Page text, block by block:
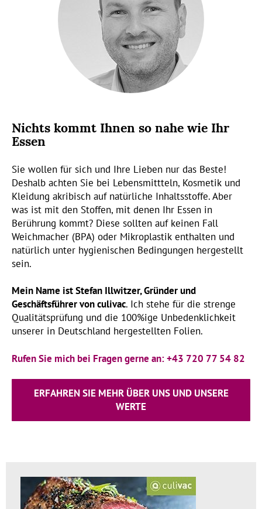
Nichts kommt Ihnen so nahe wie Ihr
Essen
Sie wollen für sich und Ihre Lieben nur das Beste!
Deshalb achten Sie bei Lebensmittteln, Kosmetik und
Kleidung akribisch auf natürliche Inhaltsstoffe. Aber
was ist mit den Stoffen, mit denen Ihr Essen in
Berührung kommt? Diese sollten auf keinen Fall
Weichmacher (BPA) oder Mikroplastik enthalten und
natürlich unter hygienischen Bedingungen hergestellt
sein.
Mein Name ist Stefan Illwitzer, Gründer und
Geschäftsführer von culivac. Ich stehe für die strenge
Qualitätsprüfung und die 100%ige Unbedenklichkeit
unserer in Deutschland hergestellten Folien.
Rufen Sie mich bei Fragen gerne an: +43 720 77 54 82
ERFAHREN SIE MEHR ÜBER UNS UND UNSERE
WERTE